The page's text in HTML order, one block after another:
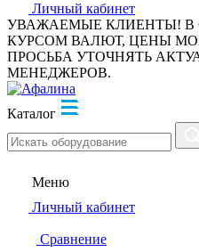
Личный кабинет
УВАЖАЕМЫЕ КЛИЕНТЫ! В
КУРСОМ ВАЛЮТ, ЦЕНЫ
ПРОСЬБА УТОЧНЯТЬ
МЕНЕДЖЕРОВ.
Каталог
Меню
Личный кабинет
Сравнение